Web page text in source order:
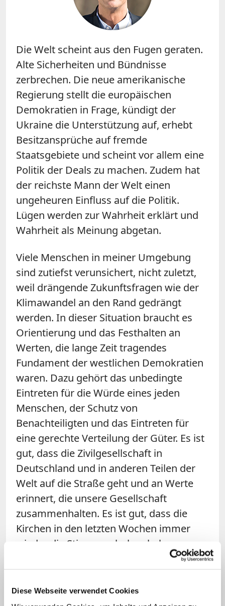
Diese Webseite verwendet Cookies
Die Welt scheint aus den Fugen geraten.
Alte Sicherheiten und Bündnisse
zerbrechen. Die neue amerikanische
Regierung stellt die europäischen
Demokratien in Frage, kündigt der
Ukraine die Unterstützung auf, erhebt
Besitzansprüche auf fremde
Staatsgebiete und scheint vor allem eine
Politik der Deals zu machen. Zudem hat
der reichste Mann der Welt einen
ungeheuren Einfluss auf die Politik.
Lügen werden zur Wahrheit erklärt und
Wahrheit als Meinung abgetan.
Viele Menschen in meiner Umgebung
sind zutiefst verunsichert, nicht zuletzt,
weil drängende Zukunftsfragen wie der
Klimawandel an den Rand gedrängt
werden. In dieser Situation braucht es
Orientierung und das Festhalten an
Werten, die lange Zeit tragendes
Fundament der westlichen Demokratien
waren. Dazu gehört das unbedingte
Eintreten für die Würde eines jeden
Menschen, der Schutz von
Benachteiligten und das Eintreten für
eine gerechte Verteilung der Güter. Es ist
gut, dass die Zivilgesellschaft in
Deutschland und in anderen Teilen der
Welt auf die Straße geht und an Werte
erinnert, die unsere Gesellschaft
zusammenhalten. Es ist gut, dass die
Kirchen in den letzten Wochen immer
wieder die Stimme erhoben haben, um
an die Rechte von Geflüchteten zu
Die
Mahnungen des Papstes an die